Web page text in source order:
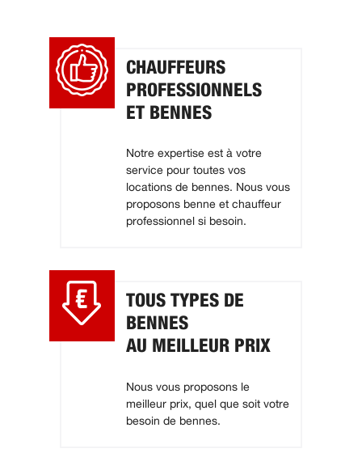
CHAUFFEURS
PROFESSIONNELS
ET BENNES
Notre expertise est à votre
service pour toutes vos
locations de bennes. Nous vous
proposons benne et chauffeur
professionnel si besoin.
TOUS TYPES DE
BENNES
AU MEILLEUR PRIX
Nous vous proposons le
meilleur prix, quel que soit votre
besoin de bennes.